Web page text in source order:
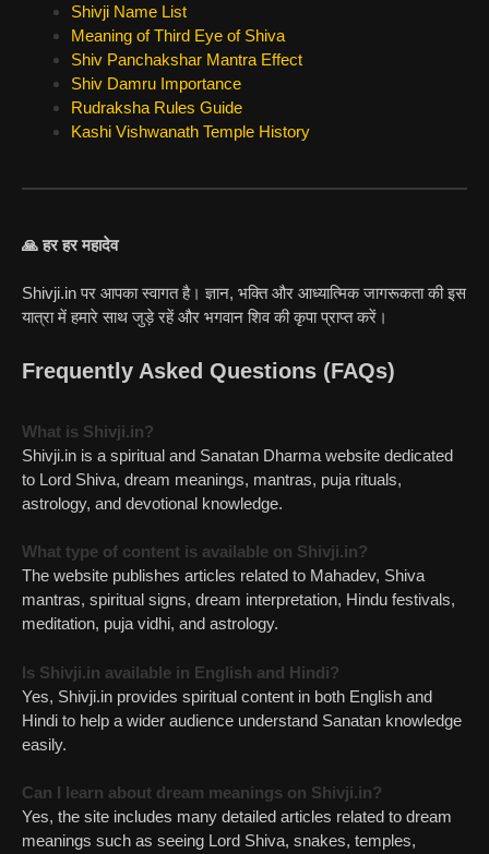
Shivji Name List
Meaning of Third Eye of Shiva
Shiv Panchakshar Mantra Effect
Shiv Damru Importance
Rudraksha Rules Guide
Kashi Vishwanath Temple History
🙏 हर हर महादेव
Shivji.in पर आपका स्वागत है। ज्ञान, भक्ति और आध्यात्मिक जागरूकता की इस
यात्रा में हमारे साथ जुड़े रहें और भगवान शिव की कृपा प्राप्त करें।
Frequently Asked Questions (FAQs)
What is Shivji.in?
Shivji.in is a spiritual and Sanatan Dharma website dedicated
to Lord Shiva, dream meanings, mantras, puja rituals,
astrology, and devotional knowledge.
What type of content is available on Shivji.in?
The website publishes articles related to Mahadev, Shiva
mantras, spiritual signs, dream interpretation, Hindu festivals,
meditation, puja vidhi, and astrology.
Is Shivji.in available in English and Hindi?
Yes, Shivji.in provides spiritual content in both English and
Hindi to help a wider audience understand Sanatan knowledge
easily.
Can I learn about dream meanings on Shivji.in?
Yes, the site includes many detailed articles related to dream
meanings such as seeing Lord Shiva, snakes, temples,